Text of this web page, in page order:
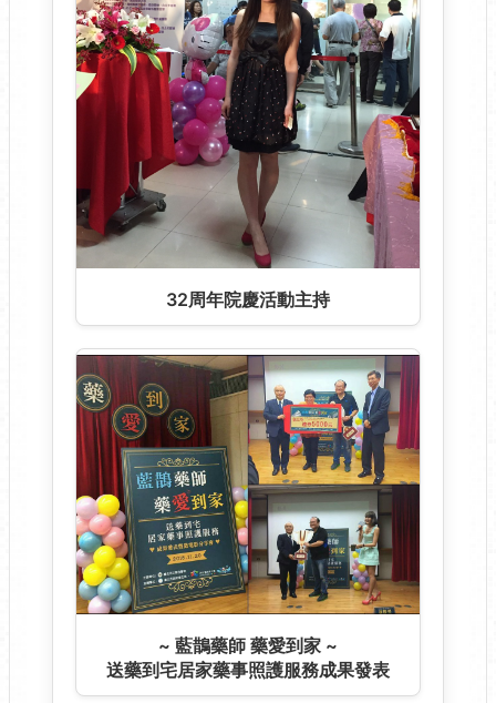
32周年院慶活動主持
~ 藍鵲藥師 藥愛到家 ~
送藥到宅居家藥事照護服務成果發表